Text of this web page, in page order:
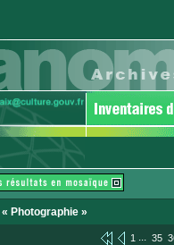
« Photographie »
1 ... 35